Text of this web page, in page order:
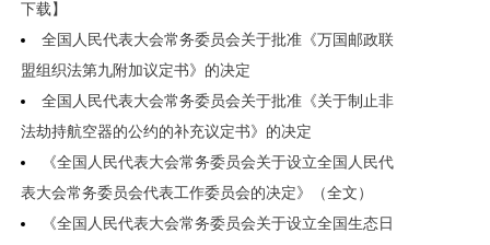
下载】
全国人民代表大会常务委员会关于批准《万国邮政联
盟组织法第九附加议定书》的决定
全国人民代表大会常务委员会关于批准《关于制止非
法劫持航空器的公约的补充议定书》的决定
《全国人民代表大会常务委员会关于设立全国人民代
表大会常务委员会代表工作委员会的决定》（全文）
《全国人民代表大会常务委员会关于设立全国生态日